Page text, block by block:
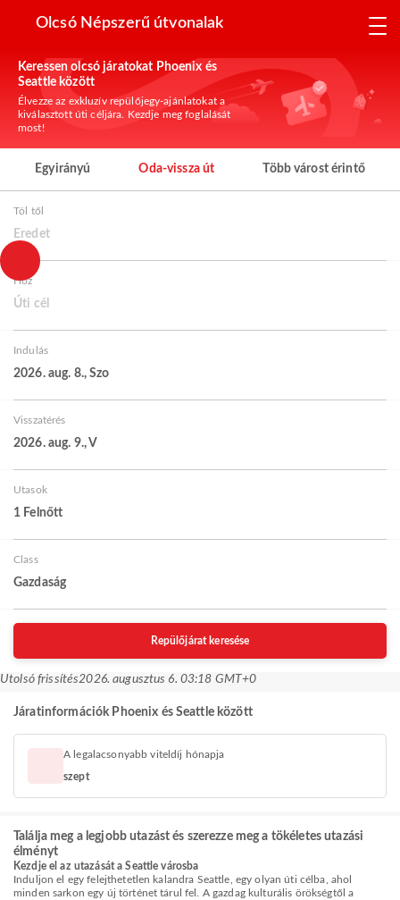
Olcsó Népszerű útvonalak
Keressen olcsó járatokat Phoenix és
Seattle között
Élvezze az exkluzív repülőjegy-ajánlatokat a
kiválasztott úti céljára. Kezdje meg foglalását
most!
Egyirányú Oda-vissza út Több várost érintő
Tól től
Eredet
Hoz
Úti cél
Indulás
2026. aug. 8., Szo
Visszatérés
2026. aug. 9., V
Utasok
1 Felnőtt
Class
Gazdaság
Repülőjárat keresése
Utolsó frissítés2026. augusztus 6. 03:18 GMT+0
Járatinformációk Phoenix és Seattle között
A legalacsonyabb viteldíj hónapja
szept
Találja meg a legjobb utazást és szerezze meg a tökéletes utazási
élményt
Kezdje el az utazását a Seattle városba
Induljon el egy felejthetetlen kalandra Seattle, egy olyan úti célba, ahol
minden sarkon egy új történet tárul fel. A gazdag kulturális örökségtől a